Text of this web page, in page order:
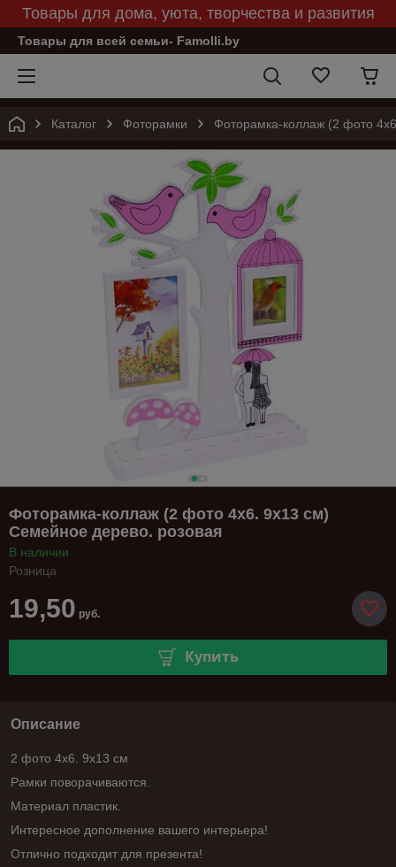
Товары для дома, уюта, творчества и развития
Товары для всей семьи- Famolli.by
Каталог Фоторамки Фоторамка-коллаж (2 фото
Фоторамка-коллаж (2 фото 4х6. 9х13 см)
Семейное дерево. розовая
В наличии
Розница
19,50 руб.
Купить
Описание
2 фото 4х6. 9х13 см
Рамки поворачиваются.
Материал пластик.
Интересное дополнение вашего интерьера!
Отлично подходит для презента!